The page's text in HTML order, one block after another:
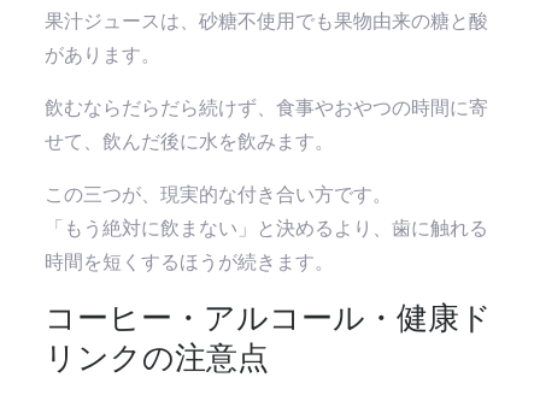
果汁ジュースは、砂糖不使用でも果物由来の糖と酸
があります。
飲むならだらだら続けず、食事やおやつの時間に寄
せて、飲んだ後に水を飲みます。
この三つが、現実的な付き合い方です。
「もう絶対に飲まない」と決めるより、歯に触れる
時間を短くするほうが続きます。
コーヒー・アルコール・健康ド
リンクの注意点